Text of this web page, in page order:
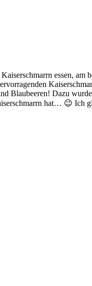
essen,
Blaubeeren! Dazu
hat… 😉